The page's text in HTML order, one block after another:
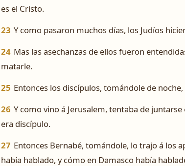
es el Cristo.
23 Y como pasaron muchos días, los Judíos
24 Mas las asechanzas de ellos fueron
matarle.
25 Entonces los discípulos, tomándole de
26 Y como vino á Jerusalem, tentaba de
era discípulo.
27 Entonces Bernabé, tomándole, lo trajo á los
había hablado, y cómo en Damasco había